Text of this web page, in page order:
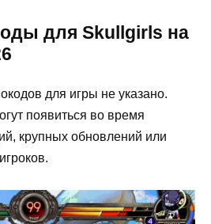
для Skullgirls на
для игры не указано.
появиться во время
крупных обновлений или